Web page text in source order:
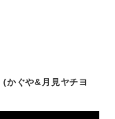
ぐや&月見ヤチヨ